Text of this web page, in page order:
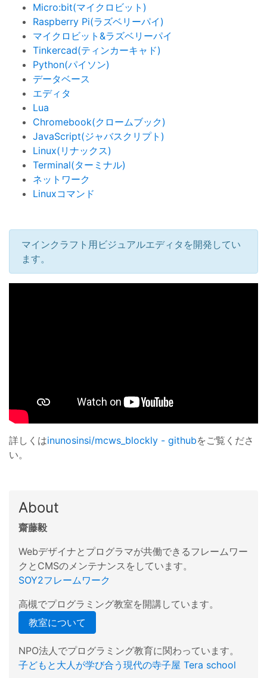
Micro:bit(マイクロビット)
Raspberry Pi(ラズベリーパイ)
マイクロビット&ラズベリーパイ
Tinkercad(ティンカーキャド)
Python(パイソン)
データベース
エディタ
Lua
Chromebook(クロームブック)
JavaScript(ジャバスクリプト)
Linux(リナックス)
Terminal(ターミナル)
ネットワーク
Linuxコマンド
マインクラフト用ビジュアルエディタを開発してい
ます。
詳しくはinunosinsi/mcws_blockly - githubをご覧くださ
い。
About
齋藤毅
Webデザイナとプログラマが共働できるフレームワー
クとCMSのメンテナンスをしています。
SOY2フレームワーク
高槻でプログラミング教室を開講しています。
教室について
NPO法人でプログラミング教育に関わっています。
子どもと大人が学び合う現代の寺子屋 Tera school